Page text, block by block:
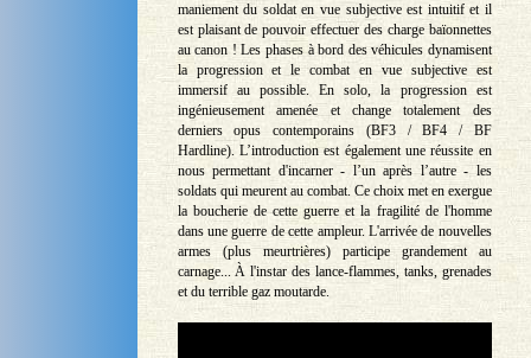
maniement du soldat en vue subjective est intuitif et il
est plaisant de pouvoir effectuer des charge baïonnettes
au canon ! Les phases à bord des véhicules dynamisent
la progression et le combat en vue subjective est
immersif au possible. En solo, la progression est
ingénieusement amenée et change totalement des
derniers opus contemporains (BF3 / BF4 / BF
Hardline). L’introduction est également une réussite en
nous permettant d'incarner - l’un après l’autre - les
soldats qui meurent au combat. Ce choix met en exergue
la boucherie de cette guerre et la fragilité de l'homme
dans une guerre de cette ampleur. L'arrivée de nouvelles
armes (plus meurtrières) participe grandement au
carnage... À l'instar des lance-flammes, tanks, grenades
et du terrible gaz moutarde.